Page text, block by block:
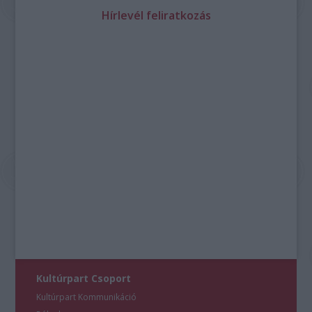
Hírlevél feliratkozás
Kultúrpart Csoport
Kultúrpart Kommunikáció